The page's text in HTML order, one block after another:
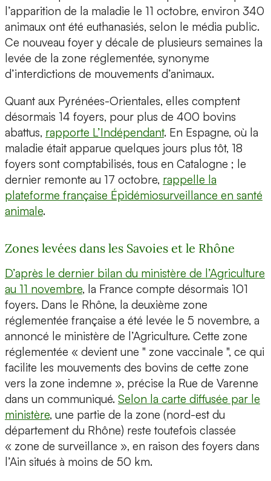
l’apparition de la maladie le 11 octobre, environ 340
animaux ont été euthanasiés, selon le média public.
Ce nouveau foyer y décale de plusieurs semaines la
levée de la zone réglementée, synonyme
d’interdictions de mouvements d’animaux.
Quant aux Pyrénées-Orientales, elles comptent
désormais 14 foyers, pour plus de 400 bovins
abattus, rapporte L’Indépendant. En Espagne, où la
maladie était apparue quelques jours plus tôt, 18
foyers sont comptabilisés, tous en Catalogne ; le
dernier remonte au 17 octobre, rappelle la
plateforme française Épidémiosurveillance en santé
animale.
Zones levées dans les Savoies et le Rhône
D’après le dernier bilan du ministère de l’Agriculture
au 11 novembre, la France compte désormais 101
foyers. Dans le Rhône, la deuxième zone
réglementée française a été levée le 5 novembre, a
annoncé le ministère de l’Agriculture. Cette zone
réglementée « devient une " zone vaccinale ", ce qui
facilite les mouvements des bovins de cette zone
vers la zone indemne », précise la Rue de Varenne
dans un communiqué. Selon la carte diffusée par le
ministère, une partie de la zone (nord-est du
département du Rhône) reste toutefois classée
« zone de surveillance », en raison des foyers dans
l’Ain situés à moins de 50 km.